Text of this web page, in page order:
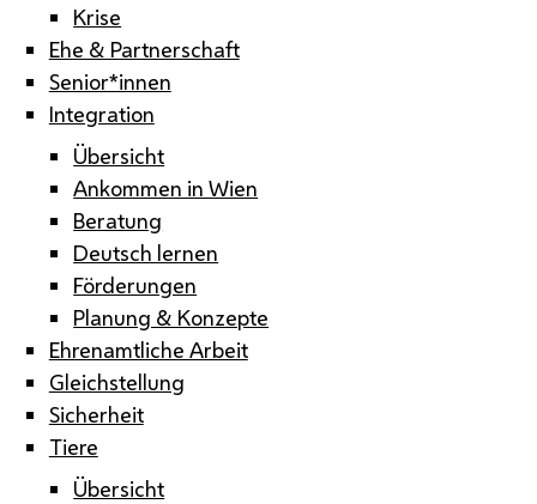
Krise
Ehe & Partnerschaft
Senior*innen
Integration
Übersicht
Ankommen in Wien
Beratung
Deutsch lernen
Förderungen
Planung & Konzepte
Ehrenamtliche Arbeit
Gleichstellung
Sicherheit
Tiere
Übersicht